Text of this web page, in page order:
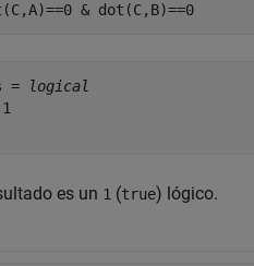
& dot(C,B)==0
=
logical
es un 1 (true) lógico.